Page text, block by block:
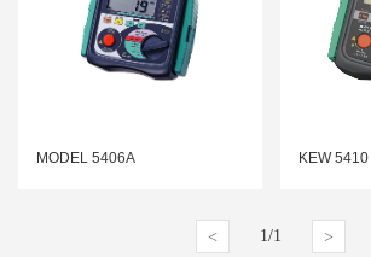
MODEL 5406A KEW 5410
< 1/1 >